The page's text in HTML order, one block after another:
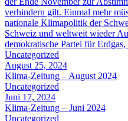
verhindern gilt. Einmal mehr
nationale Klimapolitik der
Schweiz und weltweit wieder
demokratische Partei für
Uncategorized
August 25, 2024
Klima-Zeitung – August 2024
Uncategorized
Juni 17, 2024
Klima-Zeitung – Juni 2024
Uncategorized